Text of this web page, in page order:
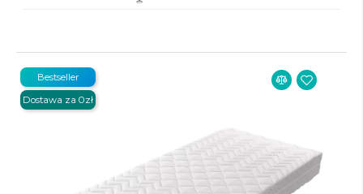
Bestseller
Dostawa za 0zł